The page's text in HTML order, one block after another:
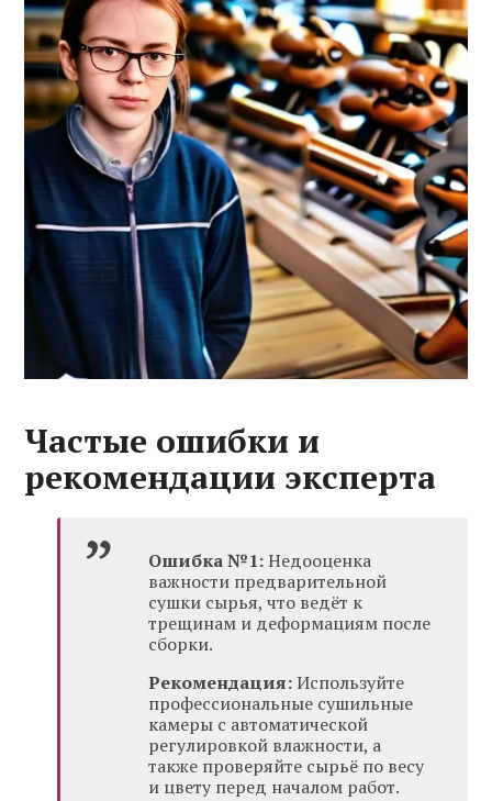
Частые ошибки и
рекомендации эксперта
Ошибка №1:Недооценка
важности предварительной
сушки сырья, что ведёт к
трещинам и деформациям после
сборки.
Рекомендация:Используйте
профессиональные сушильные
камеры с автоматической
регулировкой влажности, а
также проверяйте сырьё по весу
и цвету перед началом работ.